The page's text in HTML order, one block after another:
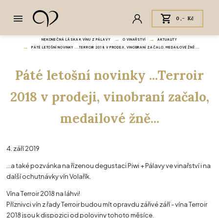
0,- Kč
NEKONEČNÁ LÁSKA K VÍNU Z PÁLAVY O VINAŘSTVÍ AKTUALITY
PÁTÉ LETOŠNÍ NOVINKY ...TERROIR 2018 V PRODEJI, VINOBRANÍ ZAČALO, MEDAILOVÉ ŽNĚ...
Páté letošní novinky ...Terroir
2018 v prodeji, vinobraní začalo,
medailové žně...
4. září 2019
...a také pozvánka na řízenou degustaci Piwi + Pálavy ve vinařství i na
další ochutnávky vín Volařík.
Vína Terroir 2018 na láhvi!
Příznivci vín z řady Terroir budou mít opravdu zářivé září - vína Terroir
2018 jsou k dispozici od poloviny tohoto měsíce.